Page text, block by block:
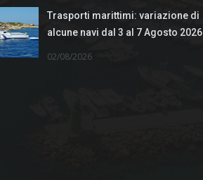
Trasporti marittimi: variazione di
alcune navi dal 3 al 7 Agosto 2026
02/08/2026